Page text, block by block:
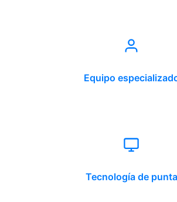
Equipo
Tecnología de punta